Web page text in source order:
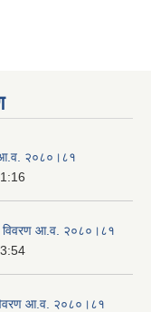
आ.व. २०८०।८१
विवरण आ.व. २०८०।८१
आ.व. २०८०।८१